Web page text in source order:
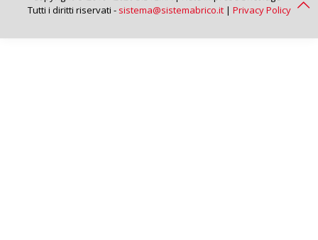
Tutti i diritti riservati - sistema@sistemabrico.it| Privacy Policy